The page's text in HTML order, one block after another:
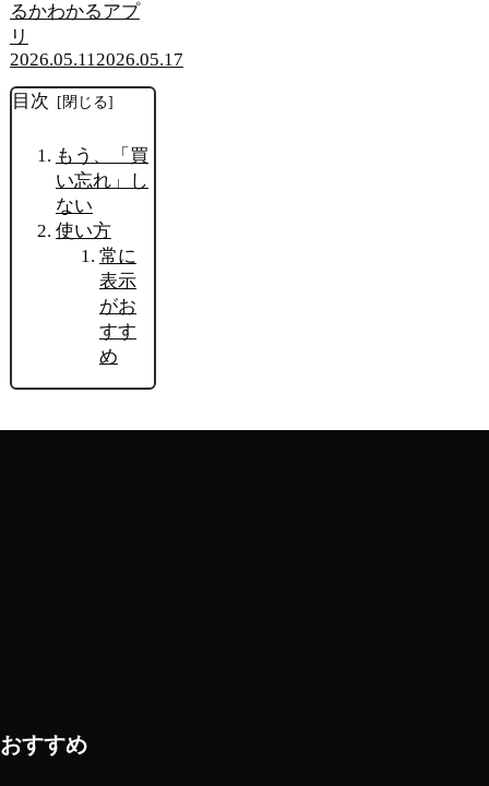
るかわかるアプ
リ
2026.05.112026.05.17
目次
もう、「買
い忘れ」し
ない
使い方
常に
表示
がお
すす
め
おすすめ